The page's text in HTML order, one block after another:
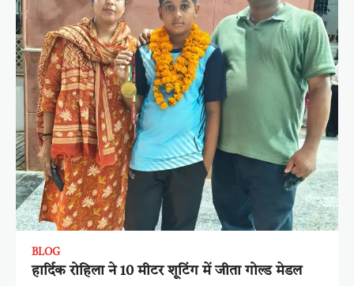
BLOG
हार्दिक रोहिला ने 10 मीटर शूटिंग में जीता गोल्ड मेडल